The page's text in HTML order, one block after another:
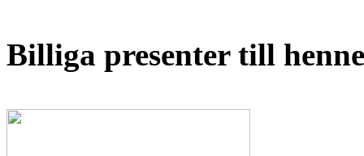
Billiga presenter till